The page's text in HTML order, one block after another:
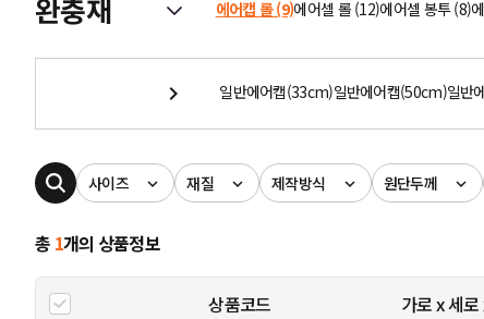
완충재 에어캡 롤 (9)에어셀 롤 (12)에어셀 봉투 (8)
일반에어캡(33cm)일반에어캡(50cm)일반
사이즈 재질 제작방식 원단두께
총 1개의 상품정보
상품코드 가로 x 세로